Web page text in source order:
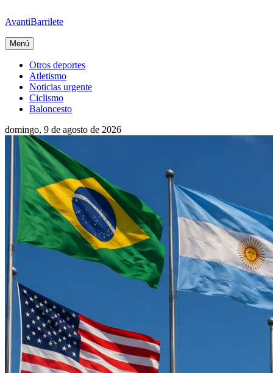
AvantiBarrilete
Menú
Otros deportes
Atletismo
Noticias urgente
Ciclismo
Baloncesto
domingo, 9 de agosto de 2026